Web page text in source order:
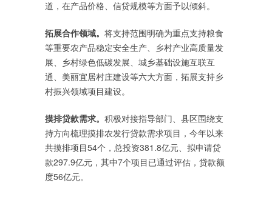
道，在产品价格、信贷规模等方面予以倾斜。
拓展合作领域。 将支持范围明确为重点支持粮食
等重要农产品稳定安全生产、乡村产业高质量发
展、乡村绿色低碳发展、城乡基础设施互联互
通、美丽宜居村庄建设等六大方面，拓展支持乡
村振兴领域项目建设。
摸排贷款需求。 积极对接指导部门、县区围绕支
持方向梳理摸排农发行贷款需求项目，今年以来
共摸排项目54个，总投资381.8亿元、拟申请贷
款297.9亿元，其中7个项目已通过评估，贷款额
度56亿元。